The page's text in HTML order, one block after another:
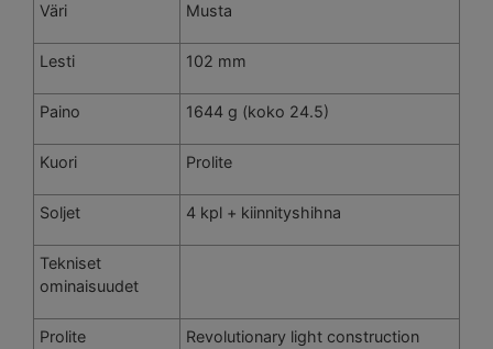
Väri Musta
Lesti 102 mm
Paino 1644 g (koko 24.5)
Kuori Prolite
Soljet 4 kpl + kiinnityshihna
Tekniset
ominaisuudet
Prolite
Revolutionary light construction